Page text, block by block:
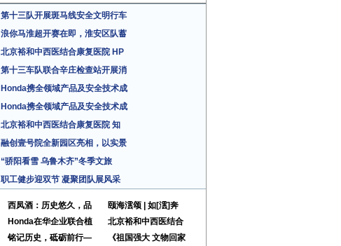
第十三队开展斑马线安全文明行车
浪你马淮超开赛在即，淮安区队蓄
北京裕和中西医结合康复医院 HP
第十三车队联合辛庄检查站开展消
Honda携全领域产品及安全技术成
Honda携全领域产品及安全技术成
北京裕和中西医结合康复医院 知
融创壹号院全新园区亮相，以实景
“骄阳看雪 乌鲁木齐”冬季文旅
职工健步迎双节 凝聚团队展风采
西凤酒：历史悠久，品
颐海澐颂 | 如[澐]奔
Honda在华企业联合植
北京裕和中西医结合
铭记历史，砥砺前行—
《祖国强大 文物回家